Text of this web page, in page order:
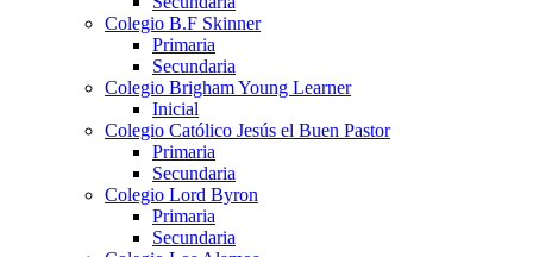
Colegio B.F Skinner
Primaria
Secundaria
Colegio Brigham Young Learner
Inicial
Colegio Católico Jesús el Buen Pastor
Primaria
Secundaria
Colegio Lord Byron
Primaria
Secundaria